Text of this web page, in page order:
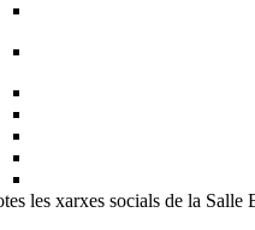
les xarxes socials de la Salle